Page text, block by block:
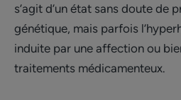
s’agit d’un état sans doute de
génétique, mais parfois
induite par une affection ou
traitements médicamenteux.